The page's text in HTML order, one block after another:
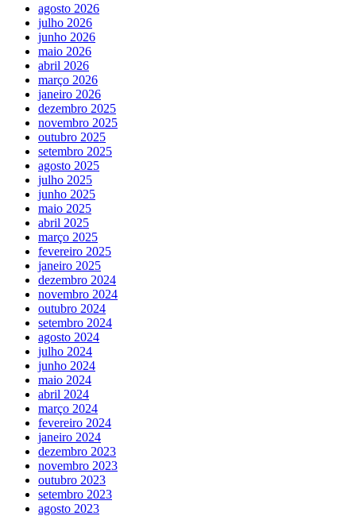
agosto 2026
julho 2026
junho 2026
maio 2026
abril 2026
março 2026
janeiro 2026
dezembro 2025
novembro 2025
outubro 2025
setembro 2025
agosto 2025
julho 2025
junho 2025
maio 2025
abril 2025
março 2025
fevereiro 2025
janeiro 2025
dezembro 2024
novembro 2024
outubro 2024
setembro 2024
agosto 2024
julho 2024
junho 2024
maio 2024
abril 2024
março 2024
fevereiro 2024
janeiro 2024
dezembro 2023
novembro 2023
outubro 2023
setembro 2023
agosto 2023